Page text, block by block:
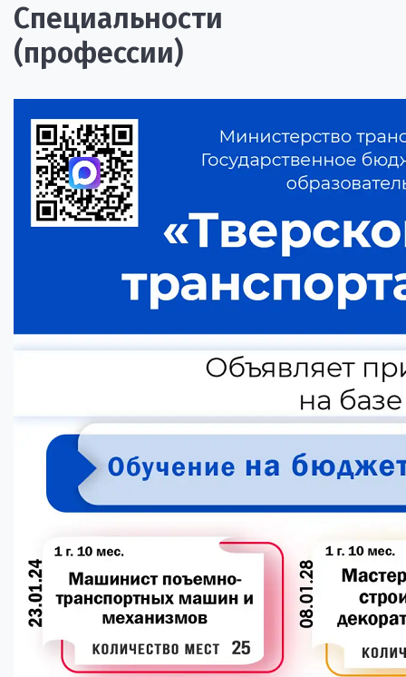
Специальности
(профессии)